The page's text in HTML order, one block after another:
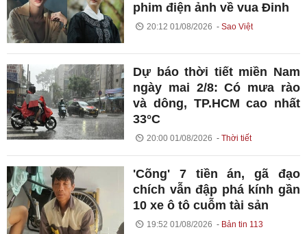
phim điện ảnh về vua Đinh
20:12 01/08/2026 Sao Việt
Dự báo thời tiết miền Nam
ngày mai 2/8: Có mưa rào
và dông, TP.HCM cao nhất
33°C
20:00 01/08/2026 Thời tiết
'Cõng' 7 tiền án, gã đạo
chích vẫn đập phá kính gần
10 xe ô tô cuỗm tài sản
19:52 01/08/2026 Bản tin 113